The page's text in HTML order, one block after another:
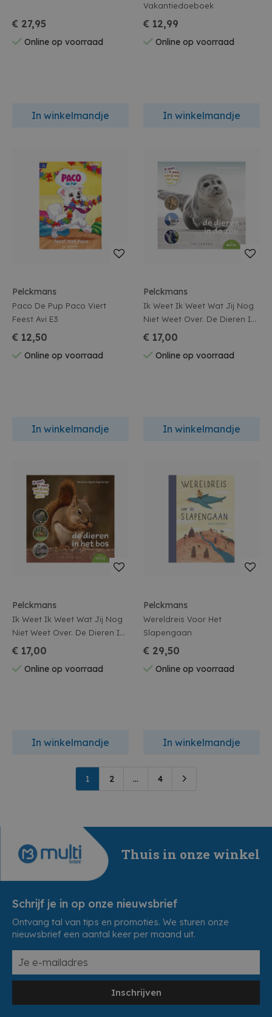
€ 27,95
Online op voorraad
In winkelmandje
Vakantiedoeboek
€ 12,99
Online op voorraad
In winkelmandje
Pelckmans
Paco De Pup Paco Viert
Feest Avi E3
€ 12,50
Online op voorraad
In winkelmandje
Pelckmans
Ik Weet Ik Weet Wat Jij Nog
Niet Weet Over. De Dieren In
De Zee
€ 17,00
Online op voorraad
In winkelmandje
Pelckmans
Ik Weet Ik Weet Wat Jij Nog
Niet Weet Over. De Dieren In
Het Bos
€ 17,00
Online op voorraad
In winkelmandje
Pelckmans
Wereldreis Voor Het
Slapengaan
€ 29,50
Online op voorraad
In winkelmandje
1 2 ... 4
Thuis in onze winkel
Schrijf je in op onze nieuwsbrief
Ontvang tal van tips en promoties. We sturen onze
nieuwsbrief een aantal keer per maand uit.
Inschrijven